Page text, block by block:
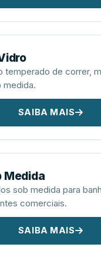
temperado de correr,
medida.
SAIBA MAIS
Medida
sob medida para
comerciais.
SAIBA MAIS